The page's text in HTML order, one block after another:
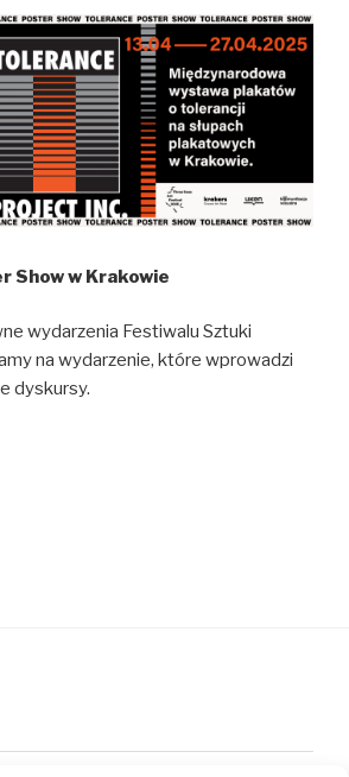
Show w Krakowie
wydarzenia Festiwalu Sztuki
na wydarzenie, które wprowadzi
dyskursy.